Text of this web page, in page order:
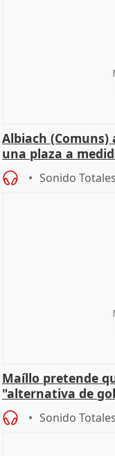
Albiach (Comuns)
una plaza a
Sonido Totales
Maíllo pretende
"alternativa de
oposición
Sonido Totales